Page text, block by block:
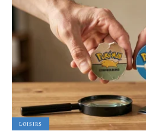
LOISIRS